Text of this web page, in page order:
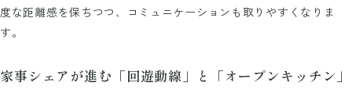
度な距離感を保ちつつ、コミュニケーションも取りやすくなりま
す。
家事シェアが進む「回遊動線」と「オープンキッチン」